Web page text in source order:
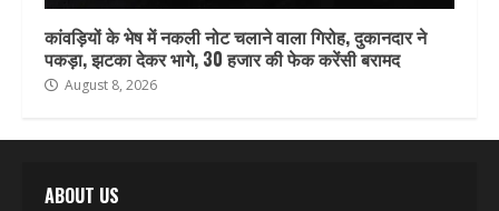
कांवड़ियों के भेष में नकली नोट चलाने वाला गिरोह, दुकानदार ने
पकड़ा, झटका देकर भागे, 30 हजार की फेक करेंसी बरामद
August 8, 2026
ABOUT US